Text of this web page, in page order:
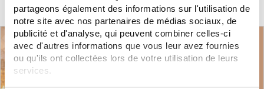
partageons également des informations sur l'utilisation de
notre site avec nos partenaires de médias sociaux, de
publicité et d'analyse, qui peuvent combiner celles-ci
avec d'autres informations que vous leur avez fournies
ou qu'ils ont collectées lors de votre utilisation de leurs
services.